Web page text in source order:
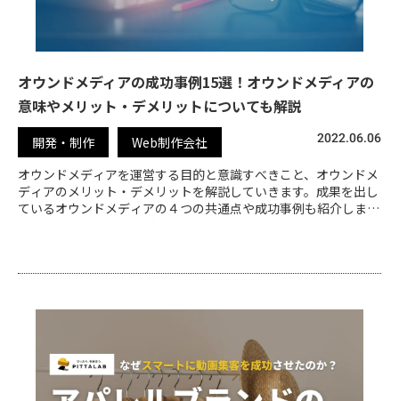
オウンドメディアの成功事例15選！オウンドメディアの
意味やメリット・デメリットについても解説
開発・制作 Web制作会社 2022.06.06
オウンドメディアを運営する目的と意識すべきこと、オウンドメ
ディアのメリット・デメリットを解説していきます。成果を出し
ているオウンドメディアの４つの共通点や成功事例も紹介します